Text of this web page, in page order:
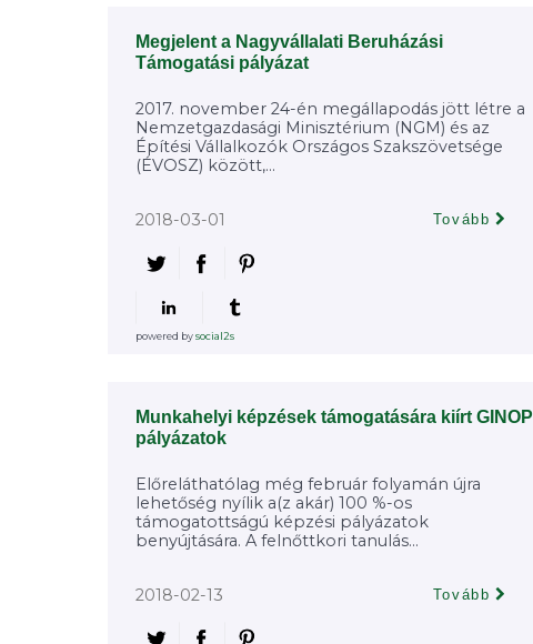
Megjelent a Nagyvállalati Beruházási
Támogatási pályázat
2017. november 24-én megállapodás jött létre a
Nemzetgazdasági Minisztérium (NGM) és az
Építési Vállalkozók Országos Szakszövetsége
(ÉVOSZ) között,...
2018-03-01 Tovább
powered bysocial2s
Munkahelyi képzések támogatására kiírt GINOP
pályázatok
Előreláthatólag még február folyamán újra
lehetőség nyílik a(z akár) 100 %-os
támogatottságú képzési pályázatok
benyújtására. A felnőttkori tanulás...
2018-02-13 Tovább